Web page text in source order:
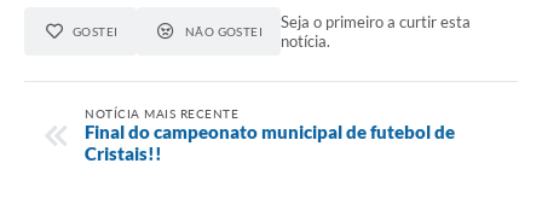
GOSTEI NÃO GOSTEI
Seja o primeiro a curtir esta
notícia.
NOTÍCIA MAIS RECENTE
Final do campeonato municipal de futebol de
Cristais!!